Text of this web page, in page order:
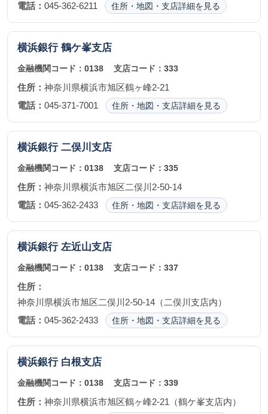
電話： 045-362-6211 住所・地図・支店詳細を見る
横浜銀行 鶴ケ峯支店
金融機関コード： 0138 支店コード：333
住所： 神奈川県横浜市旭区鶴ヶ峰2-21
電話： 045-371-7001 住所・地図・支店詳細を見る
横浜銀行 二俣川支店
金融機関コード： 0138 支店コード：335
住所： 神奈川県横浜市旭区二俣川2-50-14
電話： 045-362-2433 住所・地図・支店詳細を見る
横浜銀行 左近山支店
金融機関コード： 0138 支店コード：337
住所：
神奈川県横浜市旭区二俣川2-50-14（二俣川支店内）
電話： 045-362-2433 住所・地図・支店詳細を見る
横浜銀行 白根支店
金融機関コード： 0138 支店コード：339
住所： 神奈川県横浜市旭区鶴ヶ峰2-21（鶴ケ峯支店内）